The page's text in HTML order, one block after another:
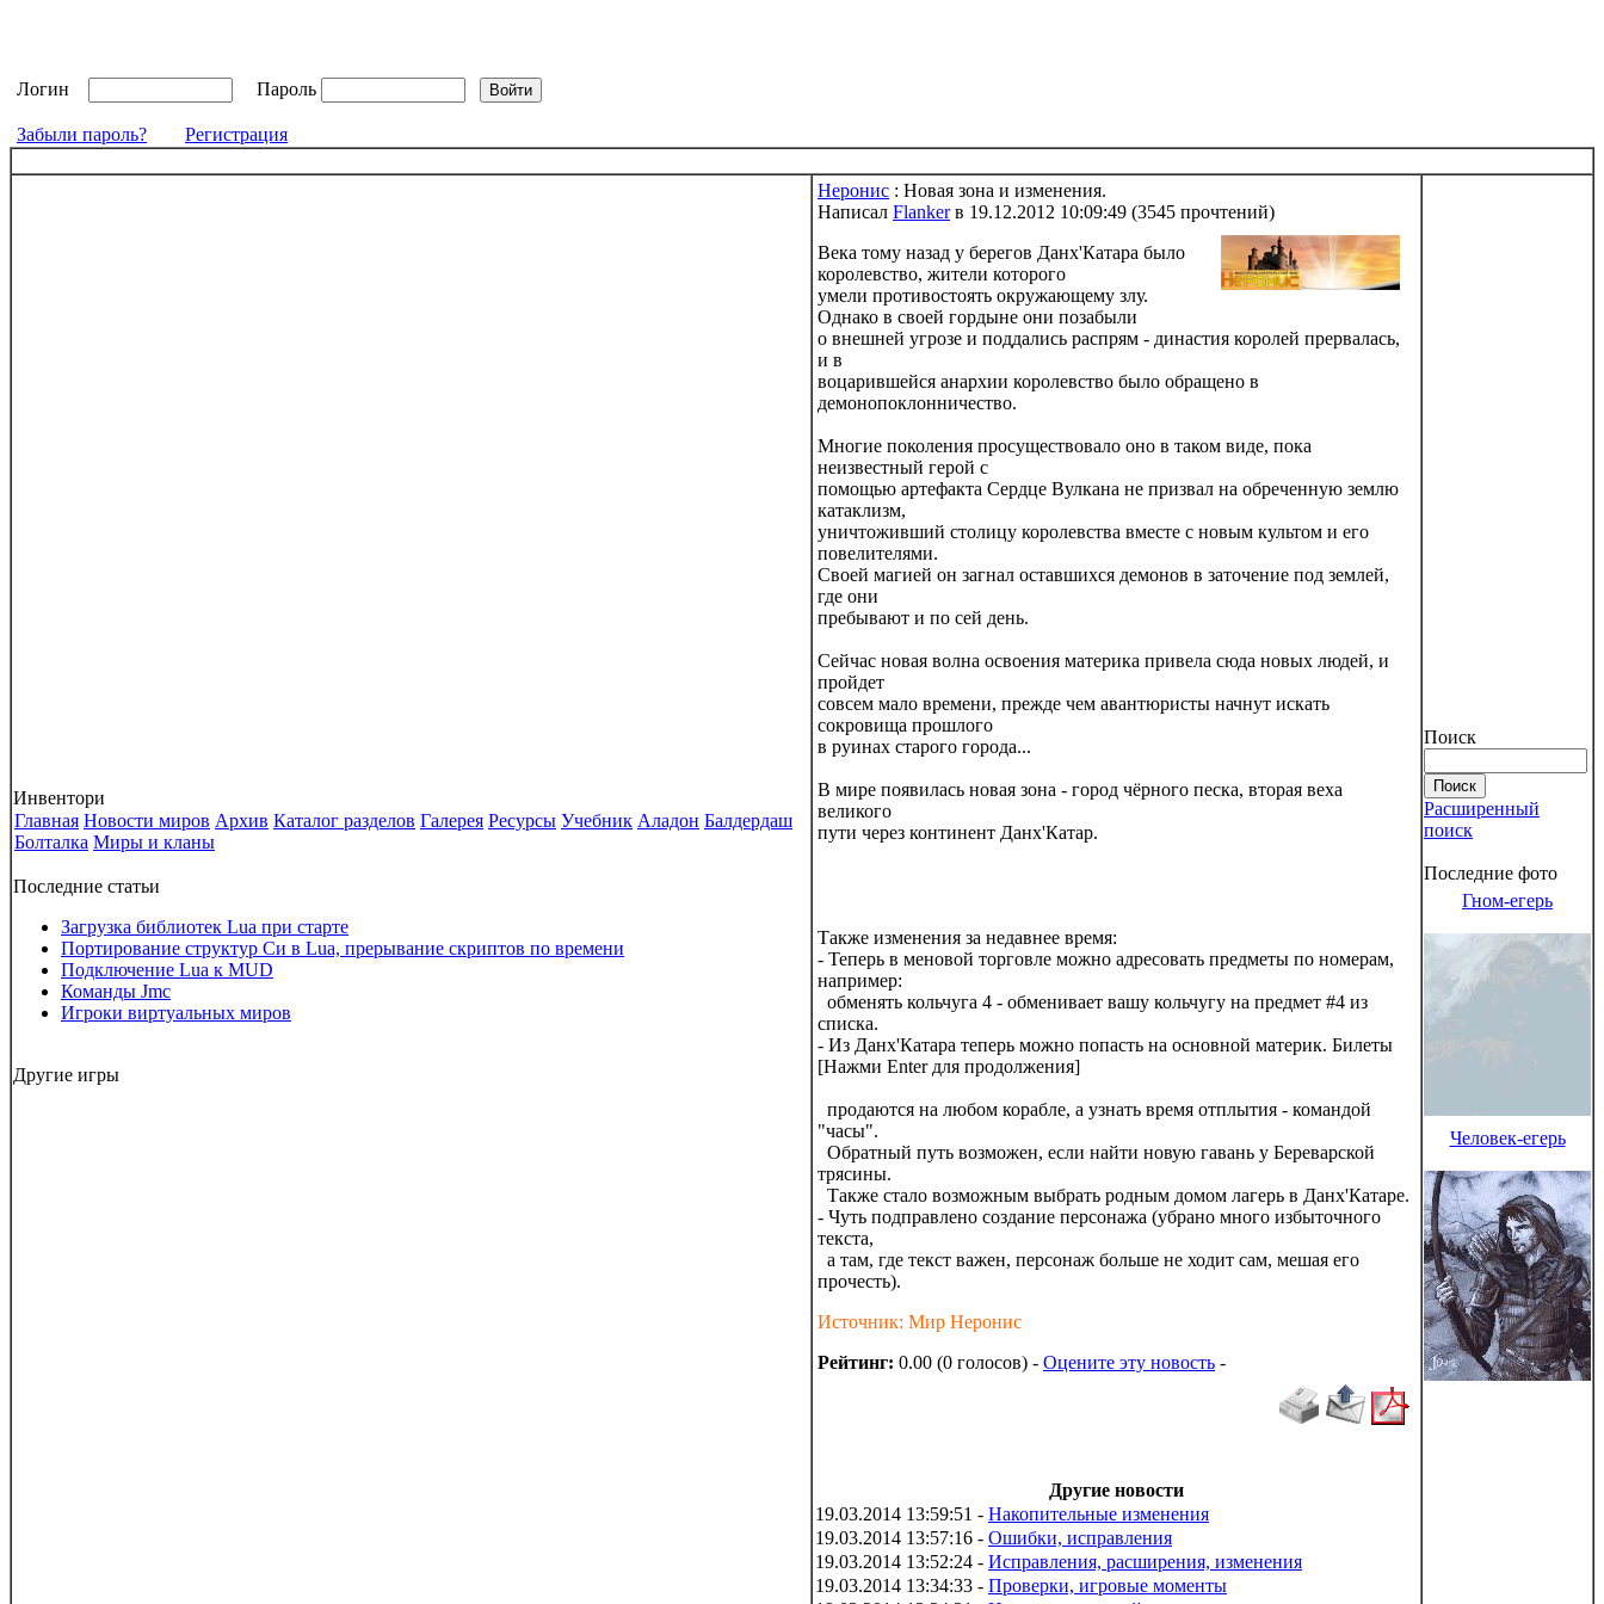
Логин Пароль
Забыли пароль? Регистрация
Инвентори
Главная Новости миров Архив Каталог разделов Галерея Ресурсы Учебник Аладон Балдердаш
Болталка Миры и кланы
Последние статьи
Загрузка библиотек Lua при старте
Портирование структур Си в Lua, прерывание скриптов по времени
Подключение Lua к MUD
Команды Jmc
Игроки виртуальных миров
Другие игры
Неронис : Новая зона и изменения.
Написал Flanker в 19.12.2012 10:09:49 (3545 прочтений)
Века тому назад у берегов Данх'Катара было
королевство, жители которого
умели противостоять окружающему злу.
Однако в своей гордыне они позабыли
о внешней угрозе и поддались распрям - династия королей прервалась,
и в
воцарившейся анархии королевство было обращено в
демонопоклонничество.
Многие поколения просуществовало оно в таком виде, пока
неизвестный герой с
помощью артефакта Сердце Вулкана не призвал на обреченную землю
катаклизм,
уничтоживший столицу королевства вместе с новым культом и его
повелителями.
Своей магией он загнал оставшихся демонов в заточение под землей,
где они
пребывают и по сей день.
Сейчас новая волна освоения материка привела сюда новых людей, и
пройдет
совсем мало времени, прежде чем авантюристы начнут искать
сокровища прошлого
в руинах старого города...
В мире появилась новая зона - город чёрного песка, вторая веха
великого
пути через континент Данх'Катар.
Также изменения за недавнее время:
- Теперь в меновой торговле можно адресовать предметы по номерам,
например:
обменять кольчуга 4 - обменивает вашу кольчугу на предмет #4 из
списка.
- Из Данх'Катара теперь можно попасть на основной материк. Билеты
[Нажми Enter для продолжения]
продаются на любом корабле, а узнать время отплытия - командой
"часы".
Обратный путь возможен, если найти новую гавань у Береварской
трясины.
Также стало возможным выбрать родным домом лагерь в Данх'Катаре.
- Чуть подправлено создание персонажа (убрано много избыточного
текста,
а там, где текст важен, персонаж больше не ходит сам, мешая его
прочесть).
Источник: Мир Неронис
Рейтинг: 0.00 (0 голосов) - Оцените эту новость -
Другие новости
19.03.2014 13:59:51 - Накопительные изменения
19.03.2014 13:57:16 - Ошибки, исправления
19.03.2014 13:52:24 - Исправления, расширения, изменения
19.03.2014 13:34:33 - Проверки, игровые моменты
Поиск
Расширенный
поиск
Последние фото
Гном-егерь
Человек-егерь